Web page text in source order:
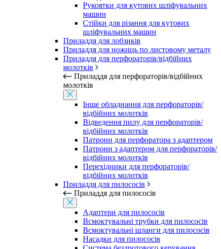
Рукоятки для кутових шліфувальних
машин
Стійки для різання для кутових
шліфувальних машин
Приладдя для лобзиків
Приладдя для ножиць по листовому металу
Приладдя для перфораторів/відбійних
молотків
Приладдя для перфораторів/відбійних
молотків
Інше обладнання для перфораторів/
відбійних молотків
Відведення пилу для перфораторів/
відбійних молотків
Патрони для перфоратора з адаптером
Патрони з адаптером для перфораторів/
відбійних молотків
Перехідники для перфораторів/
відбійних молотків
Приладдя для пилососів
Приладдя для пилососів
Адаптери для пилососів
Всмоктувальні трубки для пилососів
Всмоктувальні шланги для пилососів
Насадки для пилососів